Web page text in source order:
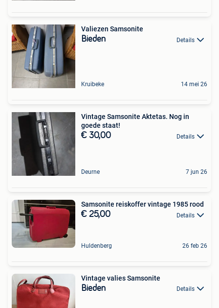
Valiezen Samsonite
Bieden Details
Kruibeke 14 mei 26
Vintage Samsonite Aktetas. Nog in
goede staat!
€ 30,00 Details
Deurne 7 jun 26
Samsonite reiskoffer vintage 1985 rood
€ 25,00 Details
Huldenberg 26 feb 26
Vintage valies Samsonite
Bieden Details